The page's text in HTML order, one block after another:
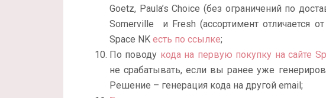
Goetz, Paula’s Choice (без ограничений по
Somerville и Fresh (ассортимент отличается
Space NK есть по ссылке;
По поводу кода на первую покупку на сайте
не срабатывать, если вы ранее уже
Решение – генерация кода на другой email;